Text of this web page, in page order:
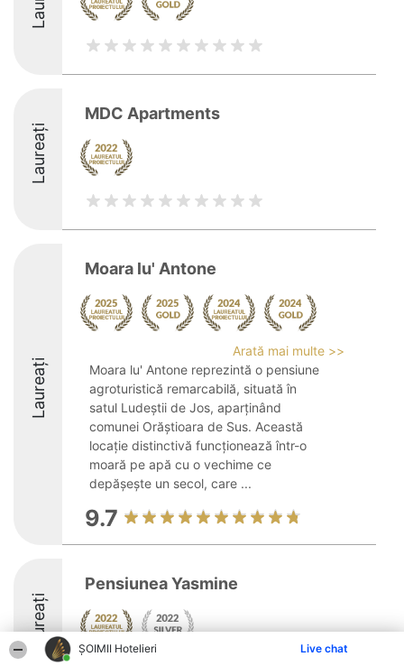
ȘOIMII Hotelieri Live chat
Laureați
MDC Apartments
Laureați
Moara lu' Antone
Arată mai multe >>
Moara lu' Antone reprezintă o pensiune
agroturistică remarcabilă, situată în
satul Ludeștii de Jos, aparținând
comunei Orăștioara de Sus. Această
locație distinctivă funcționează într-o
moară pe apă cu o vechime ce
depășește un secol, care ...
9.7
Laureați
Pensiunea Yasmine